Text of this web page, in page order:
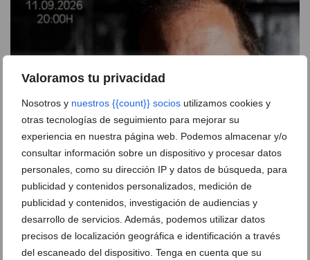
Valoramos tu privacidad
Nosotros y nuestros {{count}} socios utilizamos cookies y
otras tecnologías de seguimiento para mejorar su
experiencia en nuestra página web. Podemos almacenar y/o
consultar información sobre un dispositivo y procesar datos
personales, como su dirección IP y datos de búsqueda, para
publicidad y contenidos personalizados, medición de
publicidad y contenidos, investigación de audiencias y
desarrollo de servicios. Además, podemos utilizar datos
precisos de localización geográfica e identificación a través
del escaneado del dispositivo. Tenga en cuenta que su
El Langui aterriza en Dénia con un monólogo de
humor y superación personal
05 de agosto de 2026